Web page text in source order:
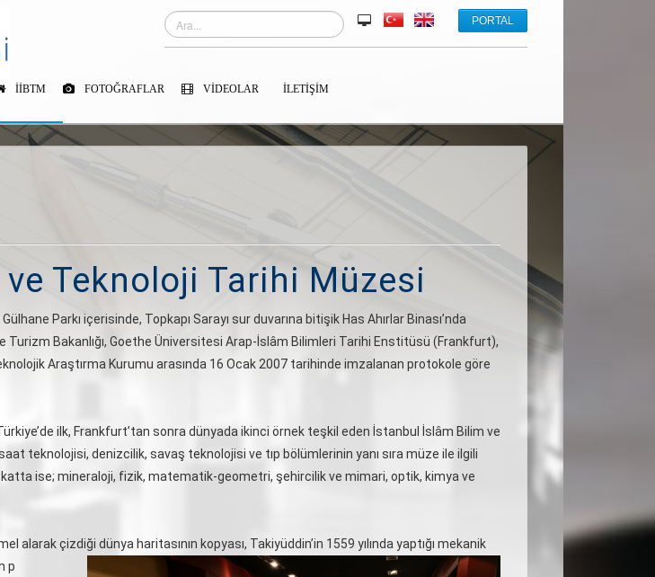
PORTAL
İİBTM FOTOĞRAFLAR VIDEOLAR İLETIŞIM
Teknoloji Tarihi Müzesi
Parkı içerisinde, Topkapı Sarayı sur duvarına bitişik Has Ahırlar Binası’nda
Bakanlığı, Goethe Üniversitesi Arap-İslâm Bilimleri Tarihi Enstitüsü (Frankfurt),
Araştırma Kurumu arasında 16 Ocak 2007 tarihinde imzalanan protokole göre
ilk, Frankfurt’tan sonra dünyada ikinci örnek teşkil eden İstanbul İslâm Bilim ve
teknolojisi, denizcilik, savaş teknolojisi ve tıp bölümlerinin yanı sıra müze ile ilgili
ise; mineraloji, fizik, matematik-geometri, şehircilik ve mimari, optik, kimya ve
alarak çizdiği dünya haritasının kopyası, Takiyüddin’in 1559 yılında yaptığı mekanik
p